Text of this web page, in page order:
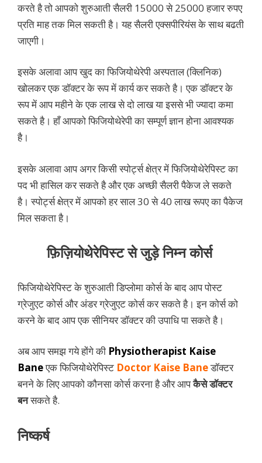
करते है तो आपको शुरुआती सैलरी 15000 से 25000 हजार रुपए
प्रति माह तक मिल सकती है। यह सैलरी एक्सपीरियंस के साथ बढती
जाएगी।
इसके अलावा आप खुद का फिजियोथेरेपी अस्पताल (क्लिनिक)
खोलकर एक डॉक्टर के रूप में कार्य कर सकते है। एक डॉक्टर के
रूप में आप महीने के एक लाख से दो लाख या इससे भी ज्यादा कमा
सकते है। हाँ आपको फिजियोथेरेपी का सम्पूर्ण ज्ञान होना आवश्यक
है।
इसके अलावा आप अगर किसी स्पोर्ट्स क्षेत्र में फिजियोथेरेपिस्ट का
पद भी हासिल कर सकते है और एक अच्छी सैलरी पैकेज ले सकते
है। स्पोर्ट्स क्षेत्र में आपको हर साल 30 से 40 लाख रूपए का पैकेज
मिल सकता है।
फ़िज़ियोथेरेपिस्ट से जुड़े निम्न कोर्स
फिजियोथेरेपिस्ट के शुरुआती डिप्लोमा कोर्स के बाद आप पोस्ट
ग्रेजुएट कोर्स और अंडर ग्रेजुएट कोर्स कर सकते है। इन कोर्स को
करने के बाद आप एक सीनियर डॉक्टर की उपाधि पा सकते है।
अब आप समझ गये होंगे की Physiotherapist Kaise
Baneएक फिजियोथेरेपिस्ट Doctor Kaise Baneडॉक्टर
बनने के लिए आपको कौनसा कोर्स करना है और आपकैसे डॉक्टर
बनसकते है.
निष्कर्ष